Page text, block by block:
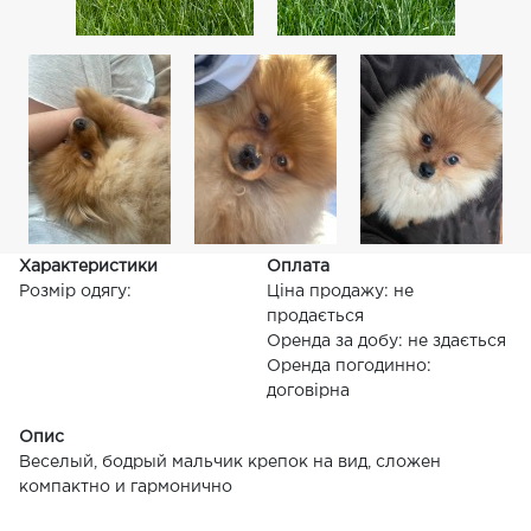
Характеристики
Розмір одягу:
Оплата
Ціна продажу: не
продається
Оренда за добу: не здається
Оренда погодинно:
договірна
Опис
Веселый, бодрый мальчик крепок на вид, сложен
компактно и гармонично